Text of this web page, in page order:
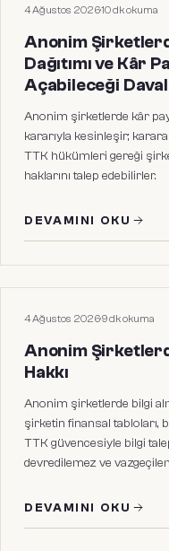
HUKUKI MAKALELER
4 Ağustos 2026·10dk okuma
Anonim
Dağıtımı ve Kâr
Açabileceği
Anonim şirketlerde kâr
kararıyla kesinleşir;
TTK hükümleri gereği
haklarını talep edebilirler.
DEVAMINI OKU
HUKUKI MAKALELER
4 Ağustos 2026·9dk okuma
Anonim
Hakkı
Anonim şirketlerde bilgi
şirketin finansal tabloları,
TTK güvencesiyle bilgi
devredilemez ve
DEVAMINI OKU